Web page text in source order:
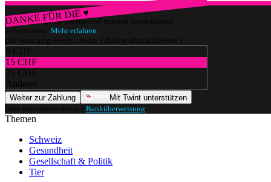
DANKE FÜR DIE ♥
Würdest du gerne watson und unseren Journalismus
unterstützen? Mehr erfahren
(Du wirst umgeleitet, um die Zahlung abzuschliessen.)
5 CHF
15 CHF
25 CHF
Anderer
Weiter zur Zahlung
Mit Twint unterstützen
Oder unterstütze uns per Banküberweisung
Themen
Schweiz
Gesundheit
Gesellschaft & Politik
Tier